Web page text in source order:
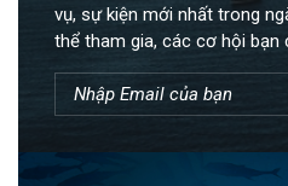
vụ, sự kiện mới nhất trong
thể tham gia, các cơ hội bạn